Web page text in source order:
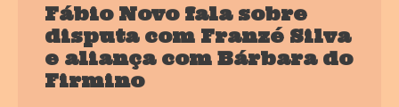
Fábio Novo fala sobre
disputa com Franzé Silva
e aliança com Bárbara do
Firmino